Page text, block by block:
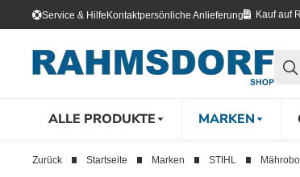
Service & HilfeKontaktpersönliche Anlieferung Kauf auf
ALLE PRODUKTE MARKEN
Zurück Startseite Marken STIHL